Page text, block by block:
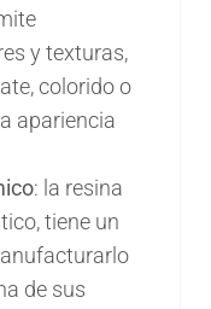
y texturas,
colorido o
apariencia
: la resina
tiene un
de sus